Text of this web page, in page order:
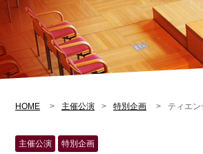
HOME 主催公演 特別企画 ティエ
主催公演 特別企画